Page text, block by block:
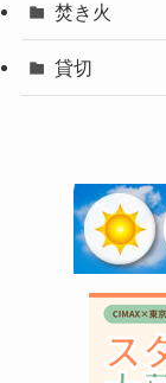
焚き火
貸切